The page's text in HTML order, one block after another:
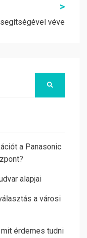
>
véve
a Panasonic
alapjai
a városi
érdemes tudni